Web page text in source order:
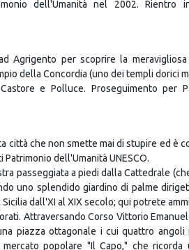
la città. Ragusa è inserita nella lista
passeggiare tra i vicoli, sempre
un meraviglioso panorama della città.
dell'Umanità nel 2002.
Agrigento per scoprire la
della Concordia (uno dei templi dorici
e Polluce. Proseguimento per
città che non smette mai di stupire ed è
dell'Umanità UNESCO.
passeggiata a piedi dalla Cattedrale